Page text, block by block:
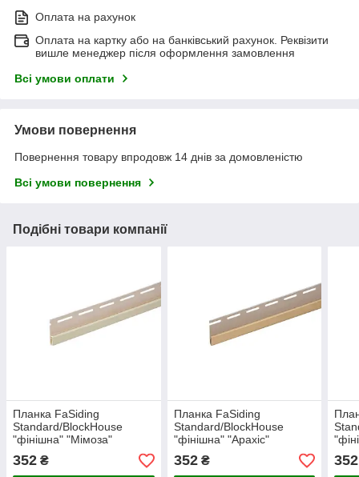
Оплата на рахунок
Оплата на картку або на банківський рахунок. Реквізити
вишле менеджер після оформлення замовлення
Всі умови оплати
Умови повернення
Повернення товару впродовж 14 днів за домовленістю
Всі умови повернення
Подібні товари компанії
Планка FaSiding
Standard/BlockHouse
"фінішна" "Мімоза"
352 ₴
Планка FaSiding
Standard/BlockHouse
"фінішна" "Арахіс"
352₴ 352